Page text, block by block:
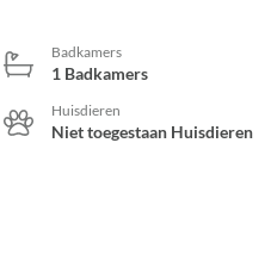
Badkamers
1 Badkamers
Huisdieren
Niet toegestaan Huisdieren